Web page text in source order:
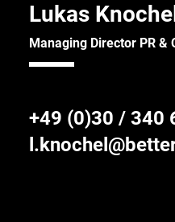
Lukas Knochel
Managing Director PR &
+49 (0)30 / 340